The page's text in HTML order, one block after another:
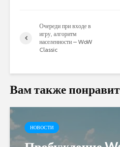
Очереди при входе в
игру, алгоритм
населенности – WoW
Classic
Вам также
НОВОСТИ